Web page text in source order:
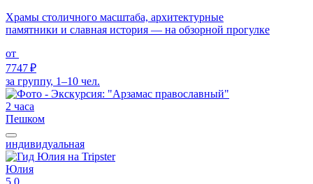
Храмы столичного масштаба, архитектурные
памятники и славная история — на обзорной прогулке
от
7747 ₽
за группу, 1–10 чел.
2 часа
Пешком
индивидуальная
Юлия
5,0